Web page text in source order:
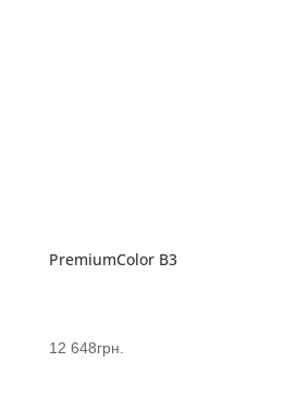
PremiumColor B3
12 648грн.